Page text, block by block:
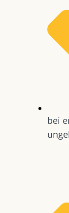
bei